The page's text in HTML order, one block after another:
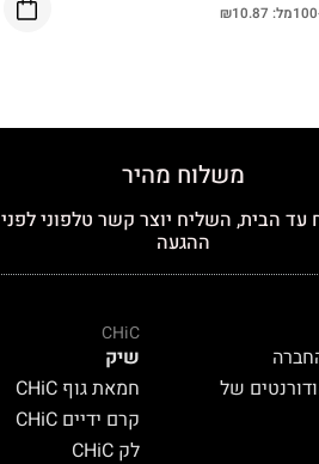
₪10.87
משלוח מהיר
עד הבית, השליח יוצר קשר טלפוני לפני
ההגעה
של
CHiC
שיק
חמאת גוף CHiC
קרם ידיים CHiC
לק CHiC